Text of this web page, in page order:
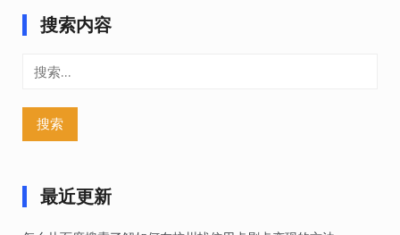
搜索内容
最近更新